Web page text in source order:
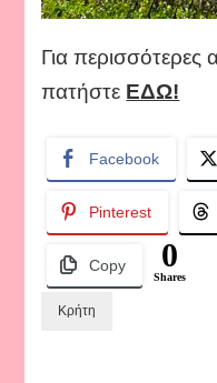
Για
πατήστε ΕΔΩ!
Facebook
Pinterest
Copy 0
Shares
Κρήτη